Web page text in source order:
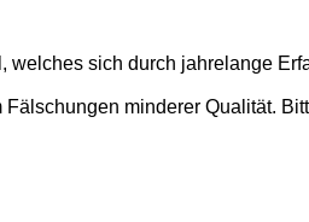
sich durch jahrelange
minderer Qualität.